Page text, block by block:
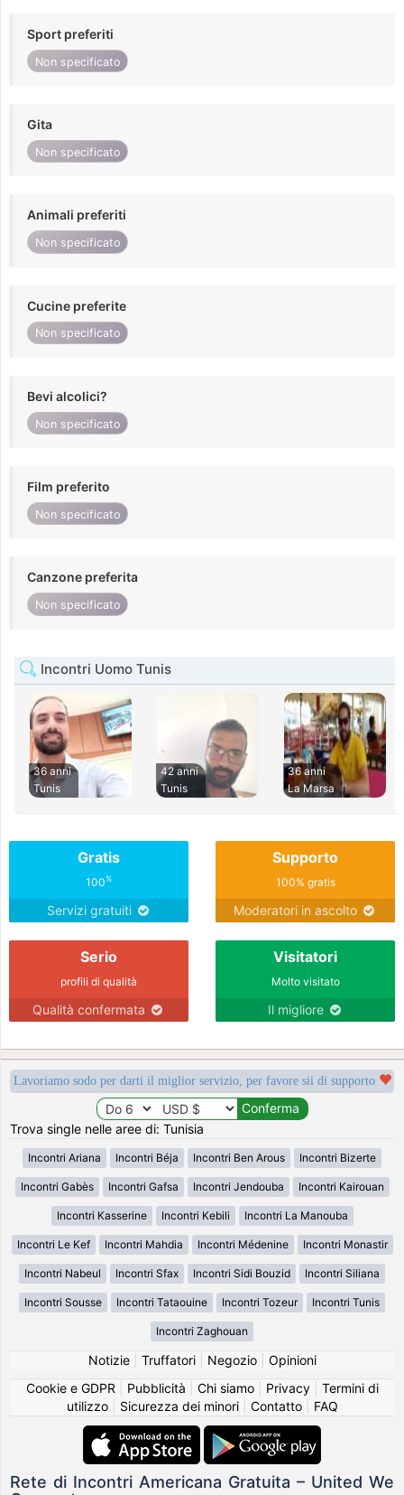
Sport preferiti
Non specificato
Gita
Non specificato
Animali preferiti
Non specificato
Cucine preferite
Non specificato
Bevi alcolici?
Non specificato
Film preferito
Non specificato
Canzone preferita
Non specificato
Incontri Uomo Tunis
36 anni
Tunis
42 anni
Tunis
36 anni
La Marsa
Gratis
100%
Servizi gratuiti
Supporto
100% gratis
Moderatori in ascolto
Serio
profili di qualità
Qualità confermata
Visitatori
Molto visitato
Il migliore
Lavoriamo sodo per darti il miglior servizio, per favore sii di supporto
Trova single nelle aree di: Tunisia
Incontri Ariana Incontri Béja Incontri Ben Arous Incontri Bizerte
Incontri Gabès Incontri Gafsa Incontri Jendouba Incontri Kairouan
Incontri Kasserine Incontri Kebili Incontri La Manouba
Incontri Le Kef Incontri Mahdia Incontri Médenine Incontri Monastir
Incontri Nabeul Incontri Sfax Incontri Sidi Bouzid Incontri Siliana
Incontri Sousse Incontri Tataouine Incontri Tozeur Incontri Tunis
Incontri Zaghouan
Notizie| Truffatori| Negozio| Opinioni
Cookie e GDPR
Pubblicità Chi siamo| Privacy| Termini di
utilizzo| Sicurezza dei minori| Contatto| FAQ
Rete di Incontri Americana Gratuita – United We